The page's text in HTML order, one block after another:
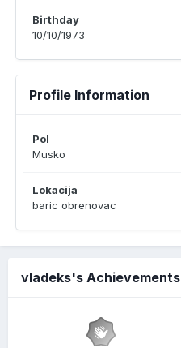
Birthday
10/10/1973
Profile Information
Pol
Musko
Lokacija
baric obrenovac
vladeks's Achievements